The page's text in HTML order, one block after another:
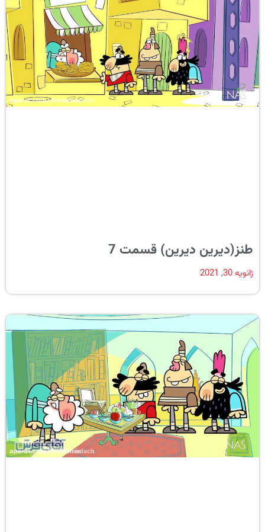
طنز(دیرین دیرین) قسمت 7
ژانویه 30, 2021